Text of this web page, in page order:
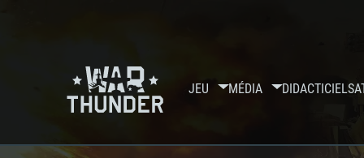
JEU MÉDIA DIDACTICIELS